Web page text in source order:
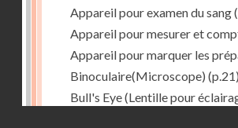
Appareil pour examen du sang
Appareil pour mesurer et
Appareil pour marquer les
Binoculaire(Microscope) (p.21)
Bull's Eye (Lentille pour
(p.27)